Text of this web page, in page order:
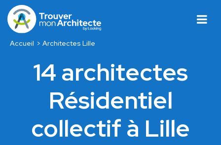
Accueil Architectes Lille
14 architectes
Résidentiel
collectif à Lille